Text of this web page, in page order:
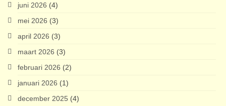
juni 2026 (4)
mei 2026 (3)
april 2026 (3)
maart 2026 (3)
februari 2026 (2)
januari 2026 (1)
december 2025 (4)